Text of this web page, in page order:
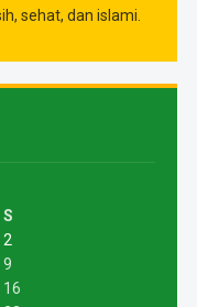
sehat, dan islami.
S
2
9
16